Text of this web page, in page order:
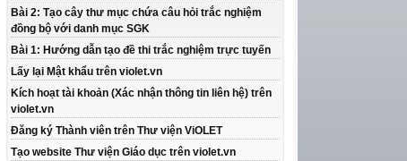
Bài 2: Tạo cây thư mục chứa câu hỏi trắc nghiệm
đồng bộ với danh mục SGK
Bài 1: Hướng dẫn tạo đề thi trắc nghiệm trực tuyến
Lấy lại Mật khẩu trên violet.vn
Kích hoạt tài khoản (Xác nhận thông tin liên hệ) trên
violet.vn
Đăng ký Thành viên trên Thư viện ViOLET
Tạo website Thư viện Giáo dục trên violet.vn